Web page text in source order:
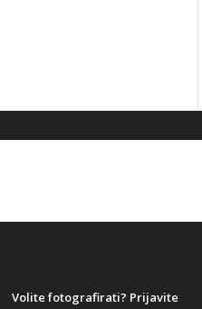
Volite fotografirati? Prijavite